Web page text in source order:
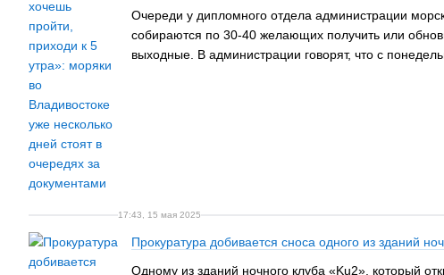
Очереди у дипломного отдела администрации
собираются по 30-40 желающих получить или
выходные. В администрации говорят, что с
17:43, 15 мая 2025
Прокуратура добивается сноса одного из зданий
Одному из зданий ночного клуба «Ku2», который